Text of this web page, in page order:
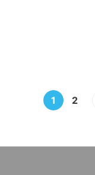
1 2